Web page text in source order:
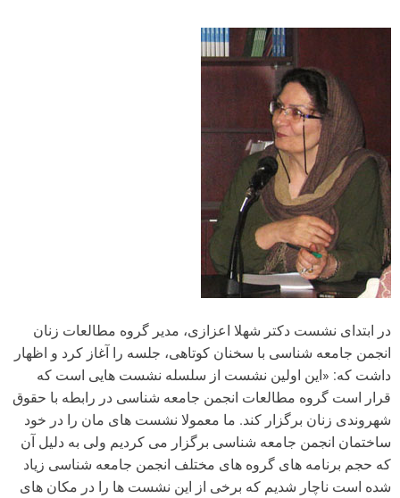
در ابتدای نشست دکتر شهلا اعزازی، مدیر گروه مطالعات زنان
انجمن جامعه شناسی با سخنان کوتاهی، جلسه را آغاز کرد و اظهار
داشت که: «این اولین نشست از سلسله نشست هایی است که
قرار است گروه مطالعات انجمن جامعه شناسی در رابطه با حقوق
شهروندی زنان برگزار کند. ما معمولا نشست های مان را در خود
ساختمان انجمن جامعه شناسی برگزار می کردیم ولی به دلیل آن
که حجم برنامه های گروه های مختلف انجمن جامعه شناسی زیاد
شده است ناچار شدیم که برخی از این نشست ها را در مکان های